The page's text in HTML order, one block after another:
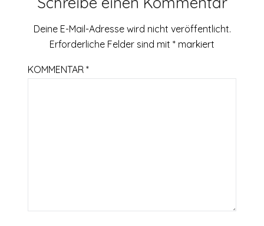
Deine E-Mail-Adresse wird nicht veröffentlicht.
Erforderliche Felder sind mit * markiert
KOMMENTAR*